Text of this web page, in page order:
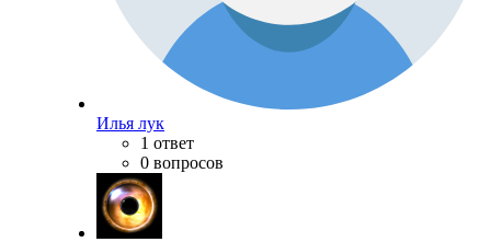
Илья лук
1 ответ
0 вопросов